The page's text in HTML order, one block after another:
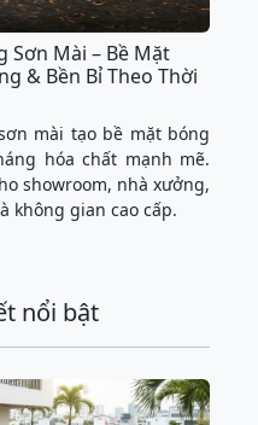
Sơn Mài – Bề Mặt
& Bền Bỉ Theo Thời
mài tạo bề mặt bóng
hóa chất mạnh mẽ.
showroom, nhà xưởng,
không gian cao cấp.
nổi bật